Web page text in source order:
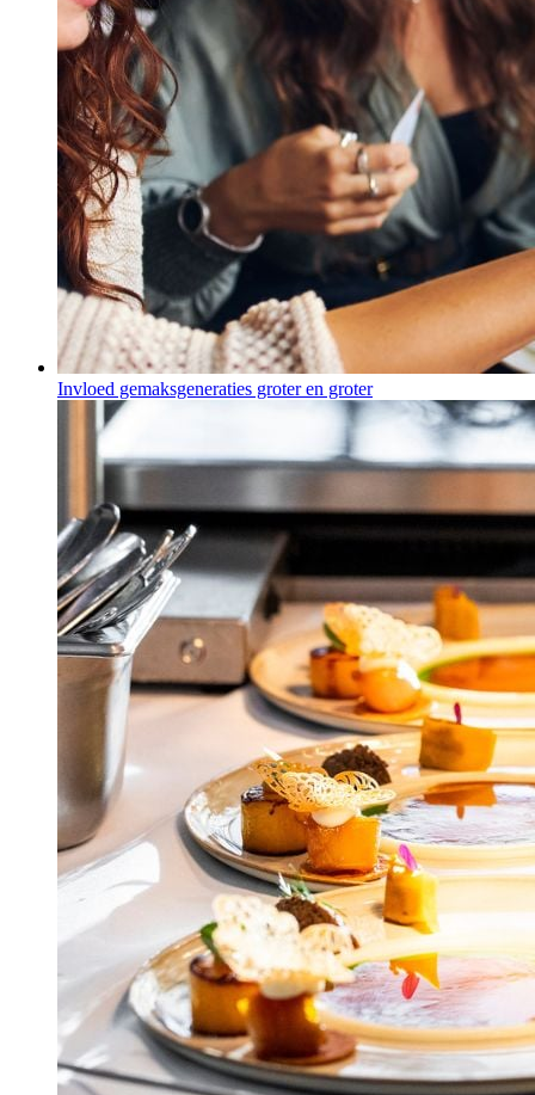
Invloed gemaksgeneraties groter en groter